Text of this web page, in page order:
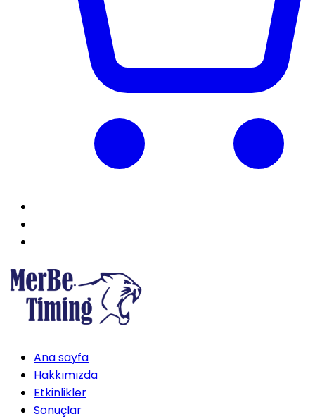
Ana sayfa
Hakkımızda
Etkinlikler
Sonuçlar